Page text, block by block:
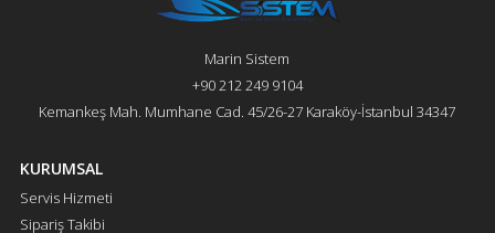
Marin Sistem
+90 212 249 9104
Kemankeş Mah. Mumhane Cad. 45/26-27 Karaköy-İstanbul 34347
KURUMSAL
Servis Hizmeti
Sipariş Takibi